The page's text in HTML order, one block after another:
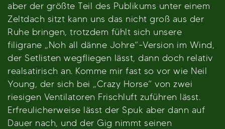
aber der größte Teil des Publikums unter einem
Zeltdach sitzt kann uns das nicht groß aus der
Ruhe bringen, trotzdem fühlt sich unsere
filigrane „Noh all dänne Johre“-Version im Wind,
der Setlisten wegfliegen lässt, dann doch relativ
realsatirisch an. Komme mir fast so vor wie Neil
Young, der sich bei „Crazy Horse“ von zwei
riesigen Ventilatoren Frischluft zuführen lässt.
Erfreulicherweise lässt der Spuk aber dann auf
Dauer nach, und der Gig nimmt seinen